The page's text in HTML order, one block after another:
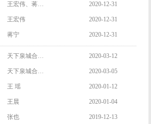
王宏伟、蒋… 2020-12-31
王宏伟 2020-12-31
蒋宁 2020-12-31
天下泉城合… 2020-03-12
天下泉城合… 2020-03-05
王 瑶 2020-01-12
王晨 2020-01-04
张也 2019-12-13